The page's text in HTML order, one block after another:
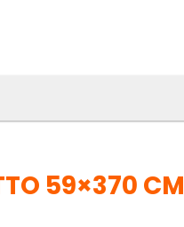
59×370 CM